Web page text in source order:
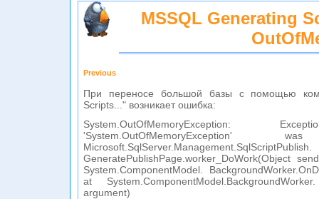
MSSQL Generating
Previous
При переносе большой базы с помощью
Scripts..." возникает ошибка:
Microsoft.SqlServer.Management.SqlScriptPublish.
GeneratePublishPage.worker_DoWork(Object
System.ComponentModel.
at
argument)